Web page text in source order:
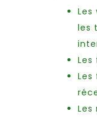
les
Les
Les